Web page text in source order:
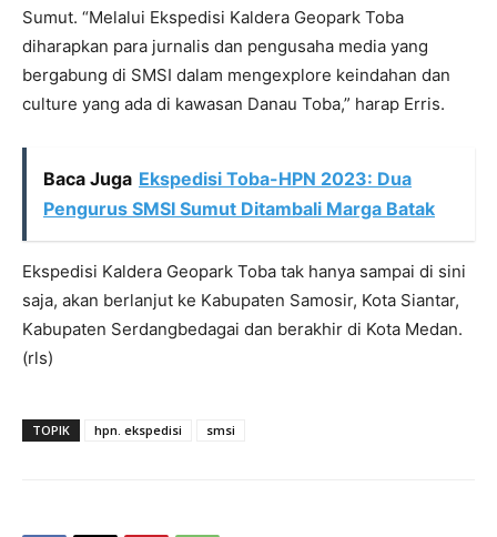
Sumut. “Melalui Ekspedisi Kaldera Geopark Toba
diharapkan para jurnalis dan pengusaha media yang
bergabung di SMSI dalam mengexplore keindahan dan
culture yang ada di kawasan Danau Toba,” harap Erris.
Baca Juga Ekspedisi Toba-HPN 2023: Dua
Pengurus SMSI Sumut Ditambali Marga Batak
Ekspedisi Kaldera Geopark Toba tak hanya sampai di sini
saja, akan berlanjut ke Kabupaten Samosir, Kota Siantar,
Kabupaten Serdangbedagai dan berakhir di Kota Medan.
(rls)
TOPIK hpn. ekspedisi smsi